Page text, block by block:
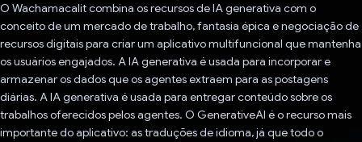
O Wachamacalit combina os recursos de IA generativa com o
conceito de um mercado de trabalho, fantasia épica e negociação de
recursos digitais para criar um aplicativo multifuncional que mantenha
os usuários engajados. A IA generativa é usada para incorporar e
armazenar os dados que os agentes extraem para as postagens
diárias. A IA generativa é usada para entregar conteúdo sobre os
trabalhos oferecidos pelos agentes. O GenerativeAI é o recurso mais
importante do aplicativo: as traduções de idioma, já que todo o